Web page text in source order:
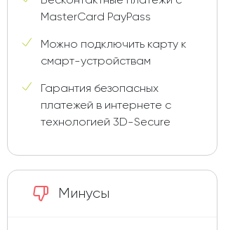
MasterCard PayPass
Можно подключить карту к
смарт-устройствам
Гарантия безопасных
платежей в интернете с
технологией 3D-Secure
Минусы